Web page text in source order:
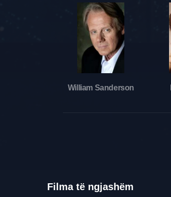
William Sanderson
Filma të ngjashëm